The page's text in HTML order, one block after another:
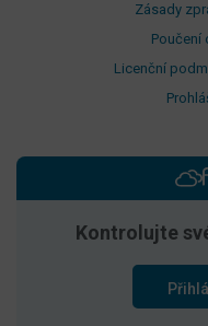
Zásady
Poučení
Licenční
Kontrolujte